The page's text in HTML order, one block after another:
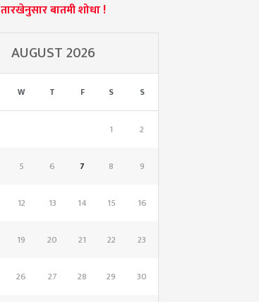
तारखेनुसार बातमी शोधा !
AUGUST 2026
W T F S S
1 2
5 6 7 8 9
12 13 14 15 16
19 20 21 22 23
26 27 28 29 30